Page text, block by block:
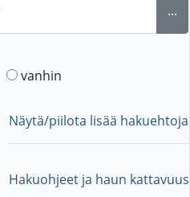
...
vanhin
Näytä/piilota lisää hakuehtoja
Hakuohjeet ja haun kattavuus